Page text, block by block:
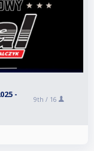
-
9th / 16